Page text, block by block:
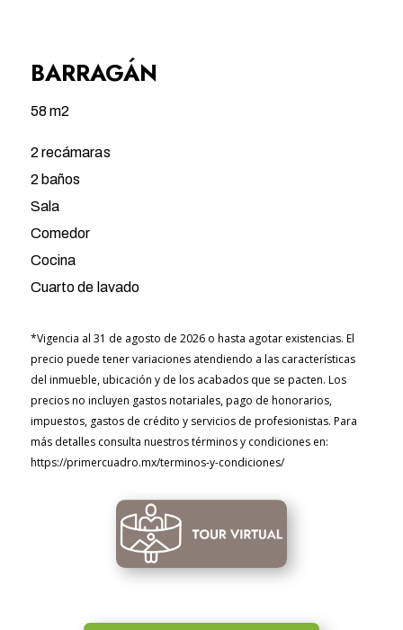
BARRAGÁN
58 m2
2 recámaras
2 baños
Sala
Comedor
Cocina
Cuarto de lavado
*Vigencia al 31 de agosto de 2026 o hasta agotar existencias. El
precio puede tener variaciones atendiendo a las características
del inmueble, ubicación y de los acabados que se pacten. Los
precios no incluyen gastos notariales, pago de honorarios,
impuestos, gastos de crédito y servicios de profesionistas. Para
más detalles consulta nuestros términos y condiciones en:
https://primercuadro.mx/terminos-y-condiciones/